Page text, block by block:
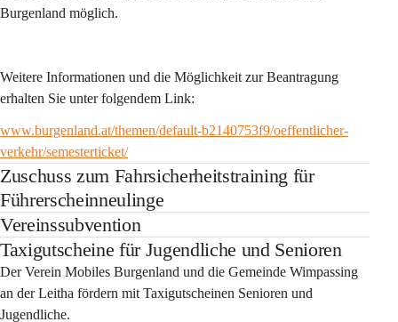
Burgenland möglich.
Weitere Informationen und die Möglichkeit zur Beantragung
erhalten Sie unter folgendem Link:
www.burgenland.at/themen/default-b2140753f9/oeffentlicher-
verkehr/semesterticket/
Zuschuss zum Fahrsicherheitstraining für
Führerscheinneulinge
Vereinssubvention
Taxigutscheine für Jugendliche und Senioren
Der Verein Mobiles Burgenland und die Gemeinde Wimpassing
an der Leitha fördern mit Taxigutscheinen Senioren und
Jugendliche.